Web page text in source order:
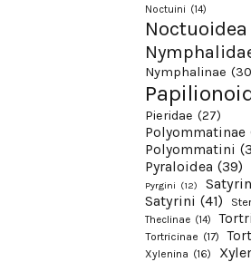
Noctuini (14)
Noctuoidea
Nymphalinae
Pieridae (27)
Polyommatinae
Polyommatini
Pyraloidea (39)
Pyrgini (12)
Satyrini (41)
Theclinae (14)
Tortricinae (17)
Xylenina (16)